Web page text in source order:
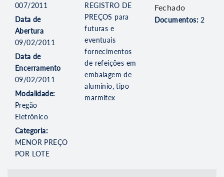
007/2011
Data de
Abertura
09/02/2011
Data de
Encerramento
09/02/2011
Modalidade:
Pregão
Eletrônico
Categoria:
MENOR PREÇO
POR LOTE
REGISTRO DE
PREÇOS para
futuras e
eventuais
fornecimentos
de refeições em
embalagem de
alumínio, tipo
marmitex
Fechado
Documentos: 2